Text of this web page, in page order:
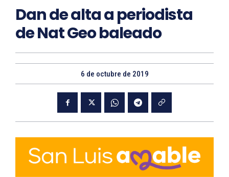
Dan de alta a periodista
de Nat Geo baleado
6 de octubre de 2019